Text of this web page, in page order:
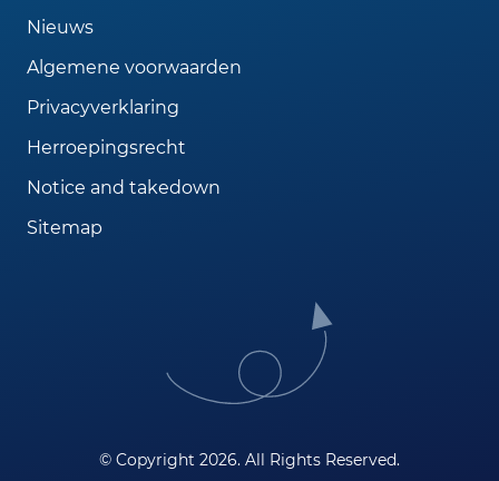
Nieuws
Algemene voorwaarden
Privacyverklaring
Herroepingsrecht
Notice and takedown
Sitemap
© Copyright 2026. All Rights Reserved.